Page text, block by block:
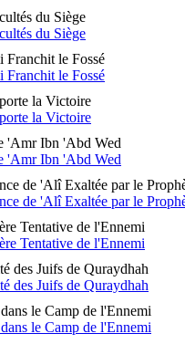
du Siège
du Siège
Franchit le Fossé
Franchit le Fossé
la Victoire
la Victoire
'Amr Ibn 'Abd Wed
'Amr Ibn 'Abd Wed
de 'Alî Exaltée par le
de 'Alî Exaltée par le
Tentative de l'Ennemi
Tentative de l'Ennemi
des Juifs de Quraydhah
des Juifs de Quraydhah
le Camp de l'Ennemi
le Camp de l'Ennemi